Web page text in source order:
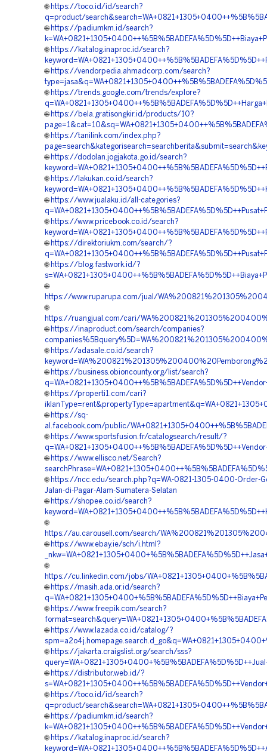
🌐 https://toco.id/id/search?
q=product/
🌐 https://padiumkm.id/search?
🌐 https://katalog.inaproc.id/search?
🌐 https://vendorpedia.ahmadcorp.com/search?
🌐 https://trends.google.com/trends/explore?
🌐 https://bela.gratisongkir.id/products/10?
🌐 https://tanilink.com/index.php?
🌐 https://dodolan.jogjakota.go.id/search?
🌐 https://lakukan.co.id/search?
🌐 https://www.jualaku.id/all-categories?
🌐 https://www.pricebook.co.id/search?
🌐 https://direktoriukm.com/search/?
🌐 https://blog.fastwork.id/?
🌐
https://www.ruparupa.com/jual/
🌐
https://ruangjual.com/cari/
🌐 https://inaproduct.com/search/companies?
🌐 https://adasale.co.id/search?
🌐 https://business.obioncounty.org/list/search?
🌐 https://properti1.com/cari?
🌐 https://sq-
al.facebook.com/public/
🌐 https://www.sportsfusion.fr/catalogsearch/result/?
🌐 https://www.ellisco.net/Search?
🌐 https://ncc.edu/search.php?q=WA-0821-1305-0400-Order-
Jalan-di-Pagar-Alam-Sumatera-Selatan
🌐 https://shopee.co.id/search?
🌐
https://au.carousell.com/search/
🌐 https://www.ebay.ie/sch/i.html?
🌐
https://cu.linkedin.com/jobs/
🌐 https://masih.ada.or.id/search?
🌐 https://www.freepik.com/search?
🌐 https://www.lazada.co.id/catalog/?
🌐 https://jakarta.craigslist.org/search/sss?
🌐 https://distributor.web.id/?
🌐 https://toco.id/id/search?
q=product/
🌐 https://padiumkm.id/search?
🌐 https://katalog.inaproc.id/search?